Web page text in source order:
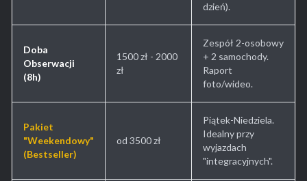
dzień).
Doba
Obserwacji
(8h)
1500 zł - 2000
zł
Zespół 2-osobowy
+ 2 samochody.
Raport
foto/wideo.
Pakiet
"Weekendowy"
(Bestseller)
od 3500 zł
Piątek-Niedziela.
Idealny przy
wyjazdach
"integracyjnych".